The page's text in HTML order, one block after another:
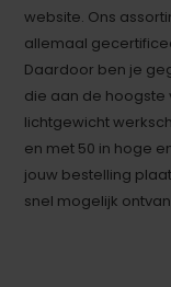
website. Ons
allemaal
Daardoor ben je
die aan de hoogste
lichtgewicht
en met 50 in hoge
jouw bestelling
snel mogelijk